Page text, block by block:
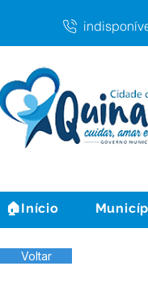
🏠Início
Voltar